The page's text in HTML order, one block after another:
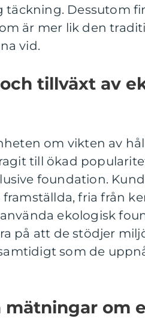
täckning. Dessutom
är mer lik den
vid.
tillväxt av
om vikten av
till ökad
foundation.
fria från
ekologisk
på att de stödjer
som de
mätningar om